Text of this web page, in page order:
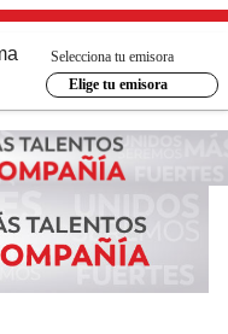
Selecciona tu emisora
Elige tu emisora